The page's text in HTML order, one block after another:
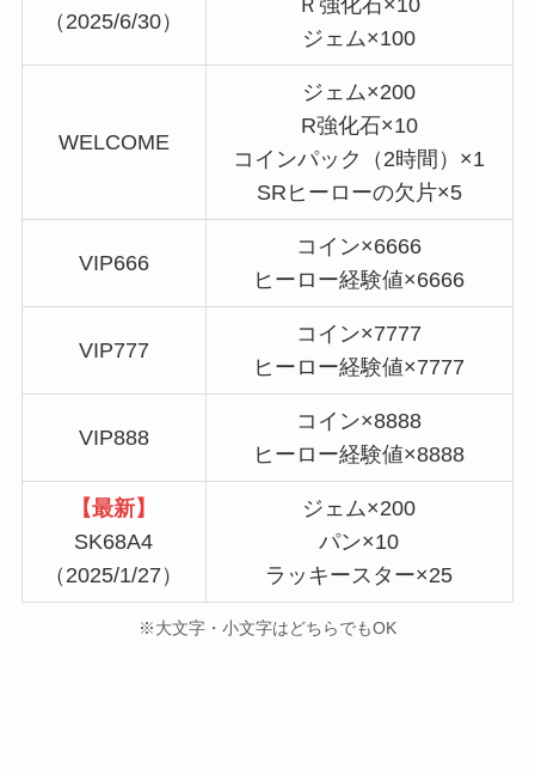
（2025/6/30）
ジェム×100
WELCOME
ジェム×200
R強化石×10
コインパック（2時間）×1
SRヒーローの欠片×5
VIP666
コイン×6666
ヒーロー経験値×6666
VIP777
コイン×7777
ヒーロー経験値×7777
VIP888
コイン×8888
ヒーロー経験値×8888
【最新】
SK68A4
（2025/1/27）
ジェム×200
パン×10
ラッキースター×25
※大文字・小文字はどちらでもOK